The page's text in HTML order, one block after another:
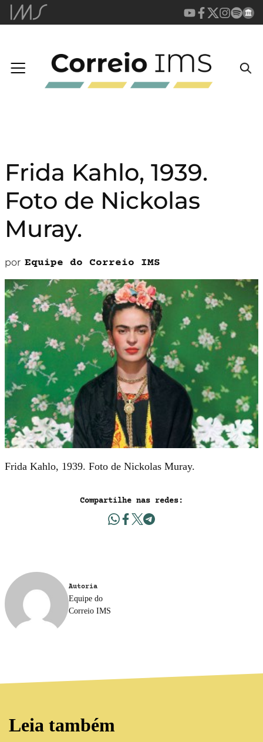
Frida Kahlo, 1939.
Foto de Nickolas
Muray.
por Equipe do Correio IMS
Frida Kahlo, 1939. Foto de Nickolas Muray.
Compartilhe nas redes:
Autoria
Equipe do
Correio IMS
Leia também